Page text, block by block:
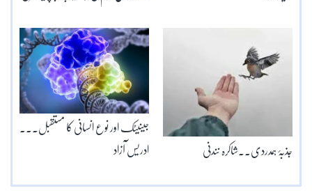
جینیٹک اور نوع انسانی کا مستقبل۔۔۔
ادریس آزاد جذبۂ ہمدردی۔۔شاکرہ نندنی